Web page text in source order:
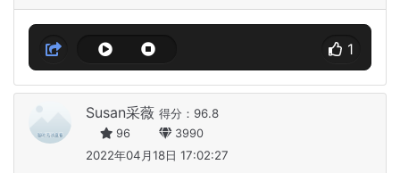
1
Susan采薇 得分：96.8
96 3990
2022年04月18日 17:02:27